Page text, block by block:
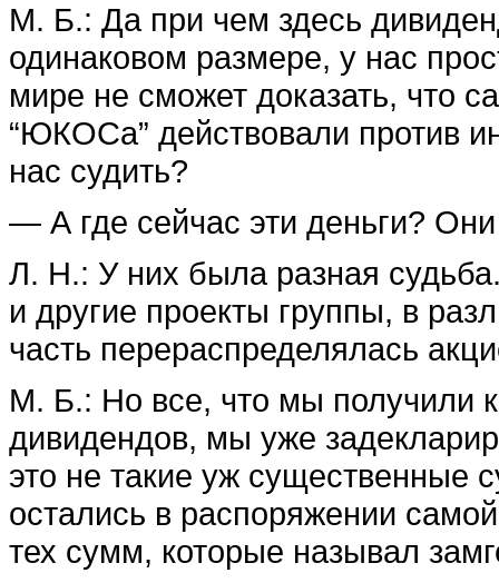
М. Б.: Да при чем здесь
одинаковом размере, у нас
мире не сможет доказать, что
“ЮКОСа” действовали против
нас судить?
— А где сейчас эти деньги?
Л. Н.: У них была разная
и другие проекты группы, в
часть перераспределялась
М. Б.: Но все, что мы получили
дивидендов, мы уже
это не такие уж существенные
остались в распоряжении
тех сумм, которые называл